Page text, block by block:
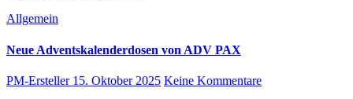
Allgemein
Neue Adventskalenderdosen von ADV PAX
PM-Ersteller 15. Oktober 2025 Keine Kommentare